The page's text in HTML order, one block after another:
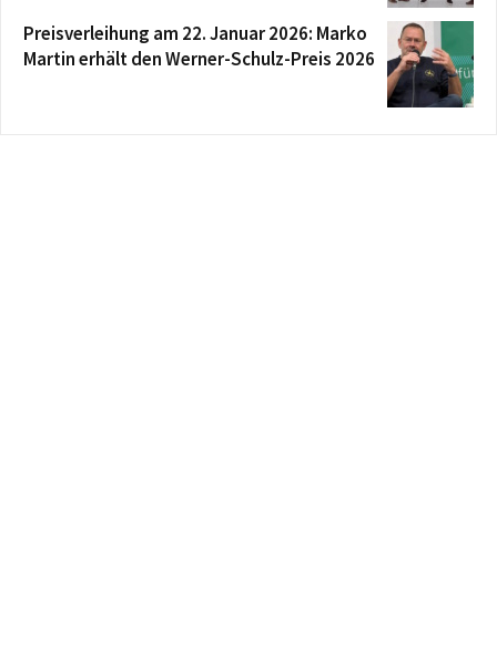
Preisverleihung am 22. Januar 2026: Marko
Martin erhält den Werner-Schulz-Preis 2026